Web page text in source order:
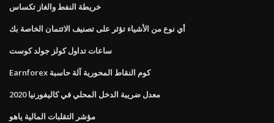
خريطة النفط والغاز تكساس
أي نوع من الأشياء تؤثر على تصنيف الائتمان الخاصة بك
ساعات تداول كولز جولد كوست
Earnforex كوم النقاط المحورية آلة حاسبة
معدل ضريبة الدخل المحلي في كاليفورنيا 2020
مؤشر التقلبات المالية ياهو